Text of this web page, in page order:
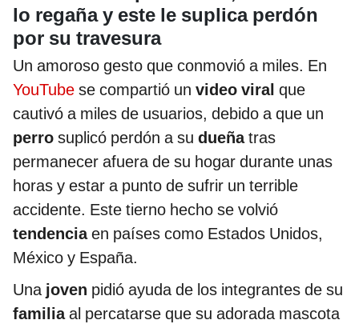
lo regaña y este le suplica perdón
por su travesura
Un amoroso gesto que conmovió a miles. En
YouTube se compartió un video viral que
cautivó a miles de usuarios, debido a que un
perro suplicó perdón a su dueñatras
permanecer afuera de su hogar durante unas
horas y estar a punto de sufrir un terrible
accidente. Este tierno hecho se volvió
tendenciaen países como Estados Unidos,
México y España.
Una joven pidió ayuda de los integrantes de su
familiaal percatarse que su adorada mascota